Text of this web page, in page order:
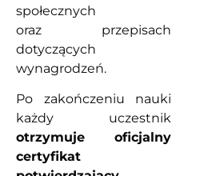
społecznych
oraz przepisach
dotyczących
wynagrodzeń.
Po zakończeniu nauki
każdy uczestnik
otrzymuje oficjalny
certyfikat